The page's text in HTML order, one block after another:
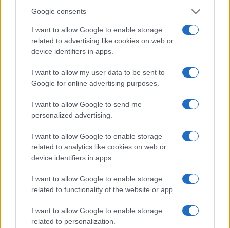
Google consents
I want to allow Google to enable storage
related to advertising like cookies on web or
device identifiers in apps.
I want to allow my user data to be sent to
Google for online advertising purposes.
I want to allow Google to send me
personalized advertising.
I want to allow Google to enable storage
related to analytics like cookies on web or
device identifiers in apps.
I want to allow Google to enable storage
related to functionality of the website or app.
I want to allow Google to enable storage
related to personalization.